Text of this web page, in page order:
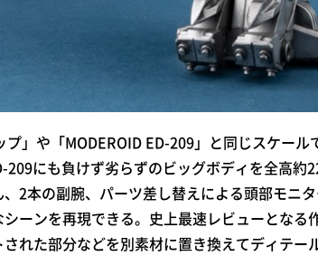
」や「MODEROID ED-209」と同じスケール
209にも負けず劣らずのビッグボディを全高約
2本の副腕、パーツ差し替えによる頭部モニ
ーンを再現できる。史上最速レビューとなる
れた部分などを別素材に置き換えてディテー